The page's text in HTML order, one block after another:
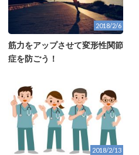
2018/2/6
筋力をアップさせて変形性関節
症を防ごう！
2018/2/13